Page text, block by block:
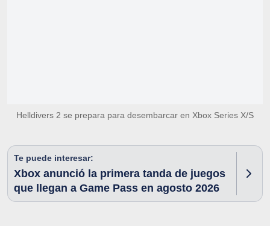
Helldivers 2 se prepara para desembarcar en Xbox Series X/S
Te puede interesar:
Xbox anunció la primera tanda de juegos
que llegan a Game Pass en agosto 2026